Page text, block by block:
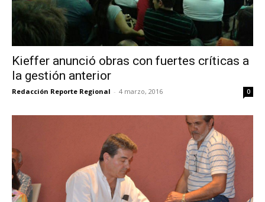
Kieffer anunció obras con fuertes críticas a
la gestión anterior
Redacción Reporte Regional - 4 marzo, 2016 0